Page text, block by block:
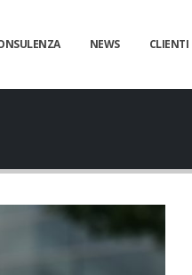
NEWS CLIENTI